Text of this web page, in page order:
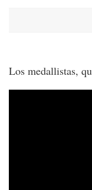
Los medallistas,